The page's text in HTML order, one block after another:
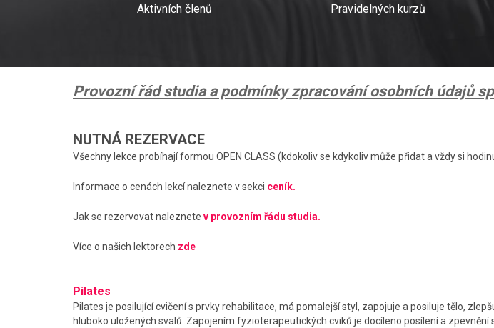
Aktivních členů Pravidelných kurzů
Provozní řád studia a podmínky zpracování osobních údajů
NUTNÁ REZERVACE
Všechny lekce probíhají formou OPEN CLASS (kdokoliv se kdykoliv může přidat a vždy si
Informace o cenách lekcí naleznete v sekci ceník.
Jak se rezervovat naleznete v provozním řádu studia.
Více o našich lektorech zde
Pilates
Pilates je posilující cvičení s prvky rehabilitace, má pomalejší styl, zapojuje a posiluje tělo,
hluboko uložených svalů. Zapojením fyzioterapeutických cviků je docíleno posílení a